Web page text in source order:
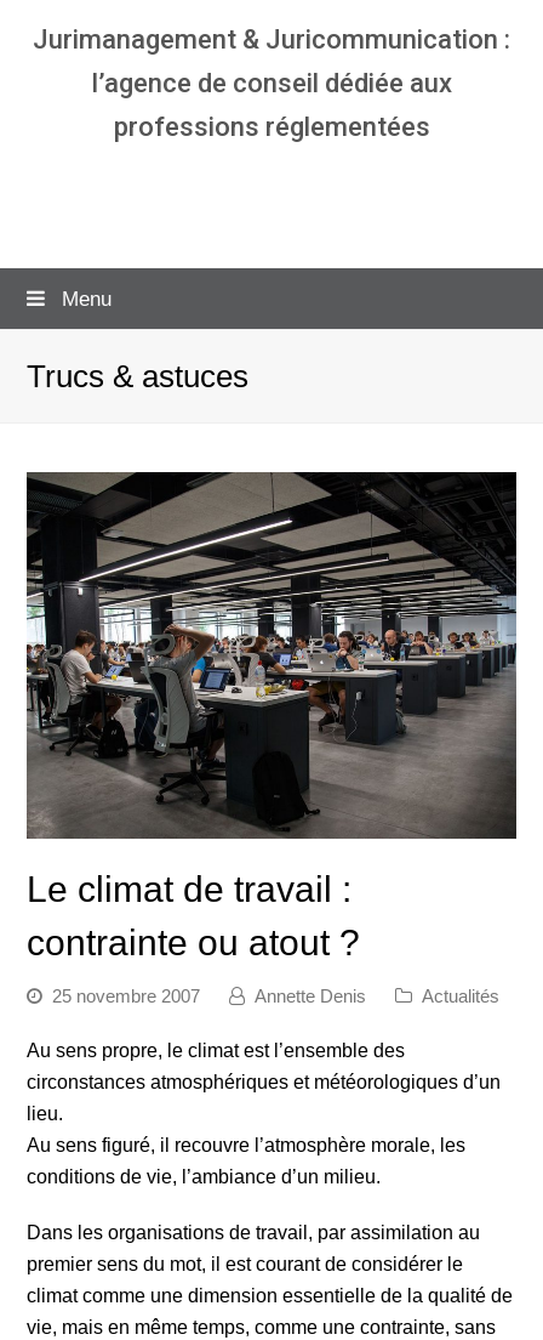
Jurimanagement & Juricommunication :
l’agence de conseil dédiée aux
professions réglementées
Menu
Trucs & astuces
Le climat de travail :
contrainte ou atout ?
25 novembre 2007 Annette Denis Actualités
Au sens propre, le climat est l’ensemble des
circonstances atmosphériques et météorologiques d’un
lieu.
Au sens figuré, il recouvre l’atmosphère morale, les
conditions de vie, l’ambiance d’un milieu.
Dans les organisations de travail, par assimilation au
premier sens du mot, il est courant de considérer le
climat comme une dimension essentielle de la qualité de
vie, mais en même temps, comme une contrainte, sans